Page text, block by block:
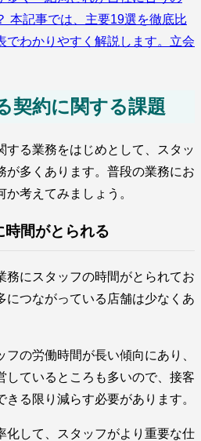
本記事では、主要19選を徹底比
でわかりやすく解説します。立会
契約に関する課題
する業務をはじめとして、スタッ
が多くあります。普段の業務にお
考えてみましょう。
間がとられる
務にスタッフの時間がとられてお
につながっている店舗は少なくあ
の労働時間が長い傾向にあり、
しているところも多いので、接客
る限り減らす必要があります。
化して、スタッフがより重要な仕